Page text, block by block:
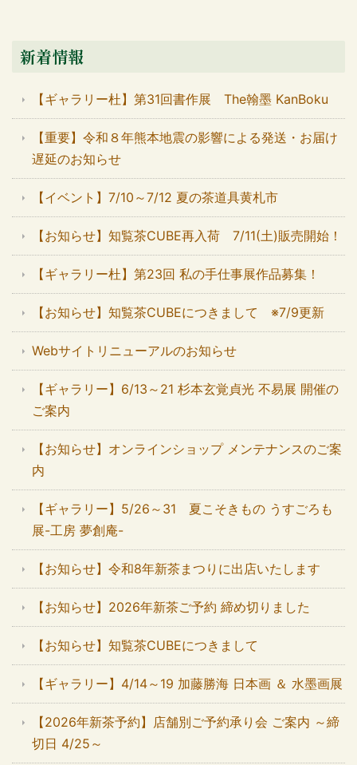
新着情報
【ギャラリー杜】第31回書作展 The翰墨 KanBoku
【重要】令和８年熊本地震の影響による発送・お届け
遅延のお知らせ
【イベント】7/10～7/12 夏の茶道具黄札市
【お知らせ】知覧茶CUBE再入荷 7/11(土)販売開始！
【ギャラリー杜】第23回 私の手仕事展作品募集！
【お知らせ】知覧茶CUBEにつきまして ※7/9更新
Webサイトリニューアルのお知らせ
【ギャラリー】6/13～21 杉本玄覚貞光 不易展 開催の
ご案内
【お知らせ】オンラインショップ メンテナンスのご案
内
【ギャラリー】5/26～31 夏こそきもの うすごろも
展-工房 夢創庵-
【お知らせ】令和8年新茶まつりに出店いたします
【お知らせ】2026年新茶ご予約 締め切りました
【お知らせ】知覧茶CUBEにつきまして
【ギャラリー】4/14～19 加藤勝海 日本画 ＆ 水墨画展
【2026年新茶予約】店舗別ご予約承り会 ご案内 ～締
切日 4/25～